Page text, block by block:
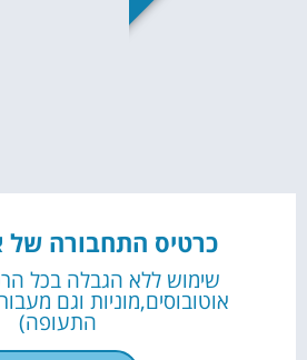
כרטיס התחבורה
שימוש ללא הגבלה בכל
אוטובוסים,מוניות וגם
התעופה)